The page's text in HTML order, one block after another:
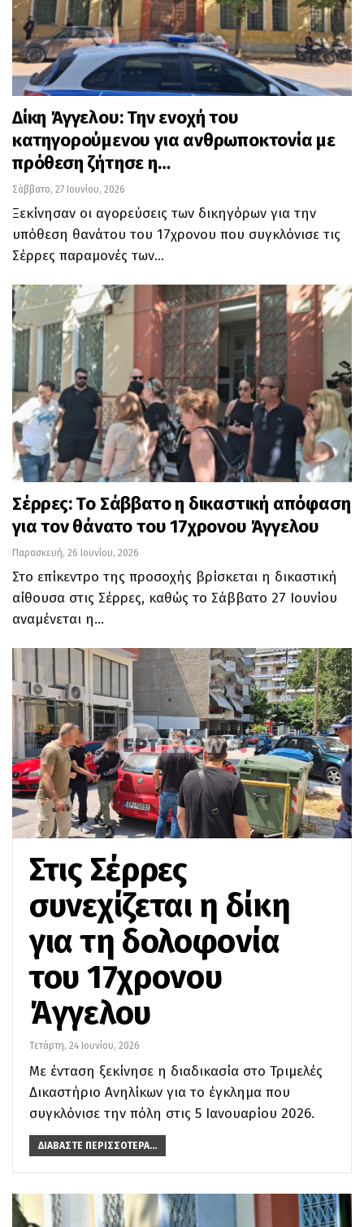
Δίκη Άγγελου: Την ενοχή του
κατηγορούμενου για ανθρωποκτονία με
πρόθεση ζήτησε η…
Σάββατο, 27 Ιουνίου, 2026
Ξεκίνησαν οι αγορεύσεις των δικηγόρων για την
υπόθεση θανάτου του 17χρονου που συγκλόνισε τις
Σέρρες παραμονές των…
Σέρρες: Το Σάββατο η δικαστική απόφαση
για τον θάνατο του 17χρονου Άγγελου
Παρασκευή, 26 Ιουνίου, 2026
Στο επίκεντρο της προσοχής βρίσκεται η δικαστική
αίθουσα στις Σέρρες, καθώς το Σάββατο 27 Ιουνίου
αναμένεται η…
Στις Σέρρες
συνεχίζεται η δίκη
για τη δολοφονία
του 17χρονου
Άγγελου
Τετάρτη, 24 Ιουνίου, 2026
Με ένταση ξεκίνησε η διαδικασία στο Τριμελές
Δικαστήριο Ανηλίκων για το έγκλημα που
συγκλόνισε την πόλη στις 5 Ιανουαρίου 2026.
ΔΙΑΒΆΣΤΕ ΠΕΡΙΣΣΌΤΕΡΑ...